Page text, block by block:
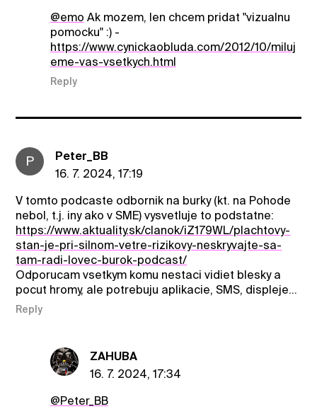
@emo Ak mozem, len chcem pridat "vizualnu
pomocku" :) -
https://www.cynickaobluda.com/2012/10/miluj
eme-vas-vsetkych.html
Reply
P
Peter_BB
16. 7. 2024, 17:19
V tomto podcaste odbornik na burky (kt. na Pohode
nebol, t.j. iny ako v SME) vysvetluje to podstatne:
https://www.aktuality.sk/clanok/iZ179WL/plachtovy-
stan-je-pri-silnom-vetre-rizikovy-neskryvajte-sa-
tam-radi-lovec-burok-podcast/
Odporucam vsetkym komu nestaci vidiet blesky a
pocut hromy, ale potrebuju aplikacie, SMS, displeje...
Reply
ZAHUBA
16. 7. 2024, 17:34
@Peter_BB